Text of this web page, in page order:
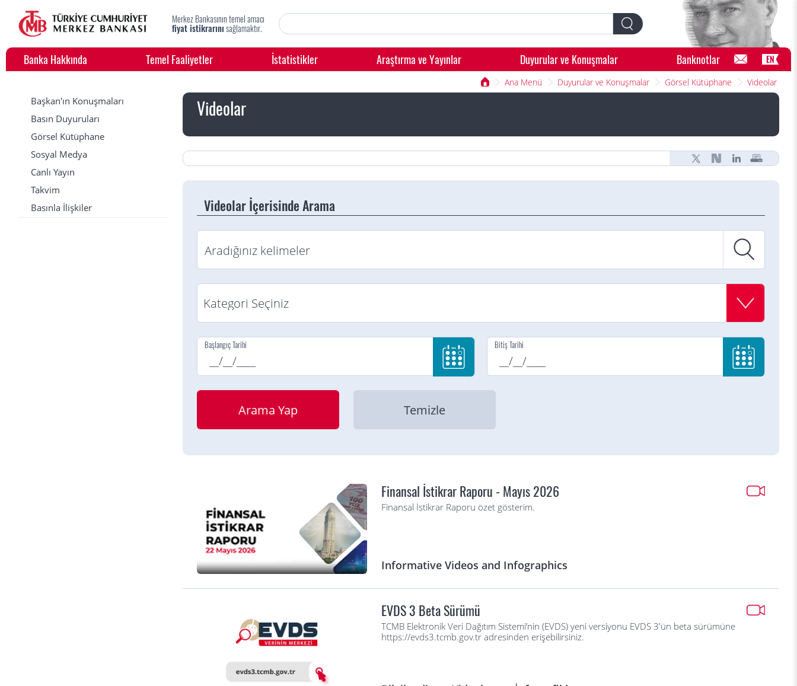
Merkez Bankasının temel amacı
fiyat istikrarınısağlamaktır.
Banka Hakkında Temel Faaliyetler İstatistikler Araştırma ve Yayınlar Duyurular ve Konuşmalar Banknotlar EN
Ana Menü Duyurular ve Konuşmalar Görsel Kütüphane Videolar
Başkan'ın Konuşmaları
Basın Duyuruları
Görsel Kütüphane
Sosyal Medya
Canlı Yayın
Takvim
Basınla İlişkiler
Videolar
Videolar İçerisinde Arama
Başlangıç Tarihi Bitiş Tarihi
Finansal İstikrar Raporu - Mayıs 2026
Finansal İstikrar Raporu özet gösterim.
Informative Videos and Infographics
EVDS 3 Beta Sürümü
TCMB Elektronik Veri Dağıtım Sistemi’nin (EVDS) yeni versiyonu EVDS 3'ün beta sürümüne
https://evds3.tcmb.gov.tr adresinden erişebilirsiniz.